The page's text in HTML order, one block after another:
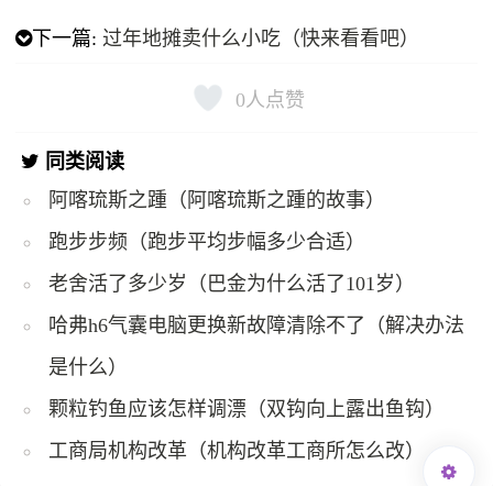
下一篇: 过年地摊卖什么小吃（快来看看吧）
0人点赞
同类阅读
阿喀琉斯之踵（阿喀琉斯之踵的故事）
跑步步频（跑步平均步幅多少合适）
老舍活了多少岁（巴金为什么活了101岁）
哈弗h6气囊电脑更换新故障清除不了（解决办法
是什么）
颗粒钓鱼应该怎样调漂（双钩向上露出鱼钩）
工商局机构改革（机构改革工商所怎么改）